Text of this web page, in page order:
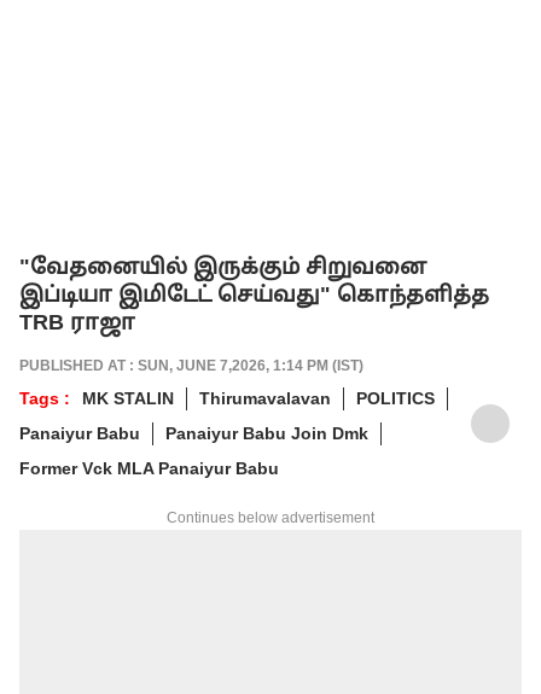
"வேதனையில் இருக்கும் சிறுவனை
இப்டியா இமிடேட் செய்வது" கொந்தளித்த
TRB ராஜா
PUBLISHED AT : SUN, JUNE 7,2026, 1:14 PM (IST)
Tags : MK STALIN Thirumavalavan
POLITICS
Panaiyur Babu
Panaiyur Babu Join Dmk
Former Vck MLA Panaiyur Babu
Continues below advertisement